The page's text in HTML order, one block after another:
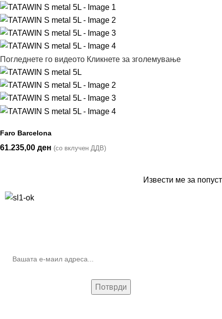
Погледнете го видеото Кликнете за зголемување
Faro Barcelona
61.235,00 ден (со вклучен ДДВ)
Извести ме за попуст